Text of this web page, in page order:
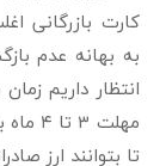
کارت بازرگانی
به بهانه عدم
تا بتوانند ارز